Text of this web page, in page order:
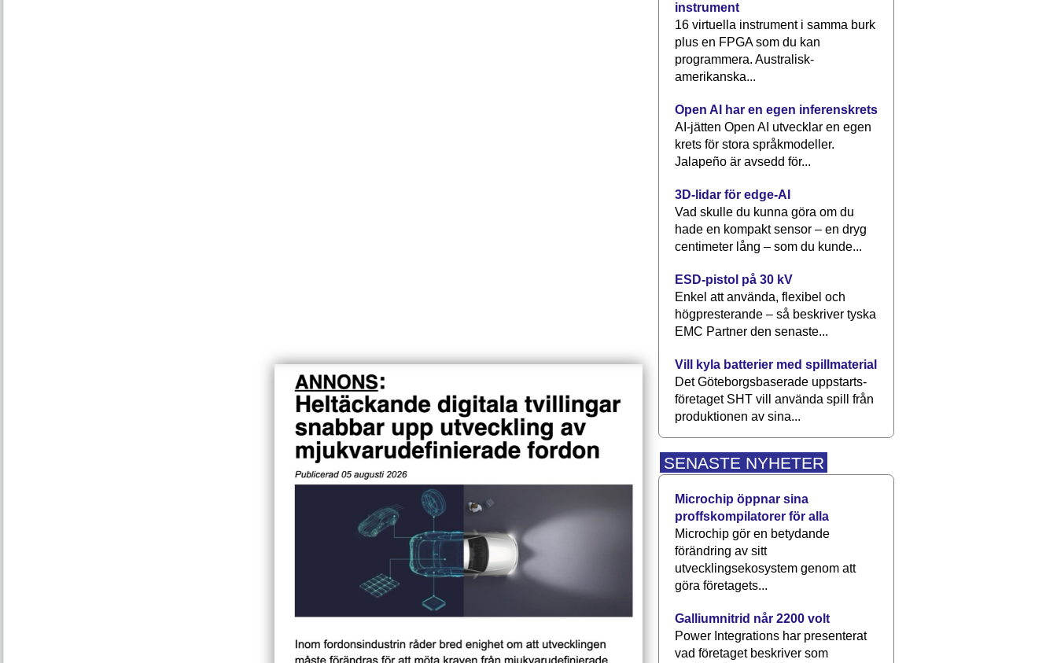
instrument
16 virtuella instrument i samma burk
plus en FPGA som du kan
programmera. Australisk-
amerikanska...
Open AI har en egen inferenskrets
AI-jätten Open AI utvecklar en egen
krets för stora språkmodeller.
Jalapeño är avsedd för...
3D-lidar för edge-AI
Vad skulle du kunna göra om du
hade en kompakt sensor – en dryg
centimeter lång – som du kunde...
ESD-pistol på 30 kV
Enkel att använda, flexibel och
högpresterande – så beskriver tyska
EMC Partner den senaste...
Vill kyla batterier med spillmaterial
Det Göteborgsbaserade upp­starts­
företaget SHT vill använda spill från
produktionen av sina...
SENASTE NYHETER
Microchip öppnar sina
proffskompilatorer för alla
Microchip gör en betydande
förändring av sitt
utvecklingsekosystem genom att
göra företagets...
Galliumnitrid når 2200 volt
Power Integrations har presenterat
vad företaget beskriver som